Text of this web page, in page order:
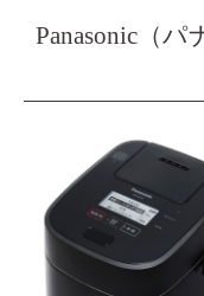
Panasonic（